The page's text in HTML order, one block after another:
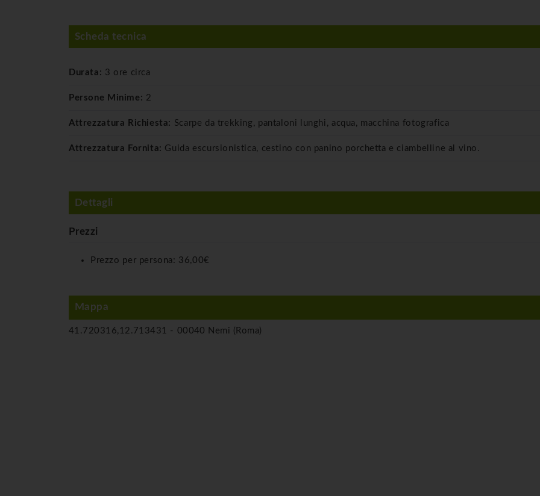
Scheda tecnica
Durata: 3 ore circa
Persone Minime: 2
Attrezzatura Richiesta: Scarpe da trekking, pantaloni lunghi, acqua, macchina fotografica
Attrezzatura Fornita: Guida escursionistica, cestino con panino porchetta e ciambelline al vino.
Dettagli
Prezzi
Prezzo per persona: 36,00€
Mappa
41.720316,12.713431 - 00040 Nemi (Roma)